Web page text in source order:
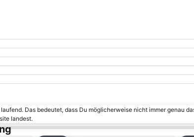
Das bedeutet, dass Du möglicherweise nicht immer genau
landest.